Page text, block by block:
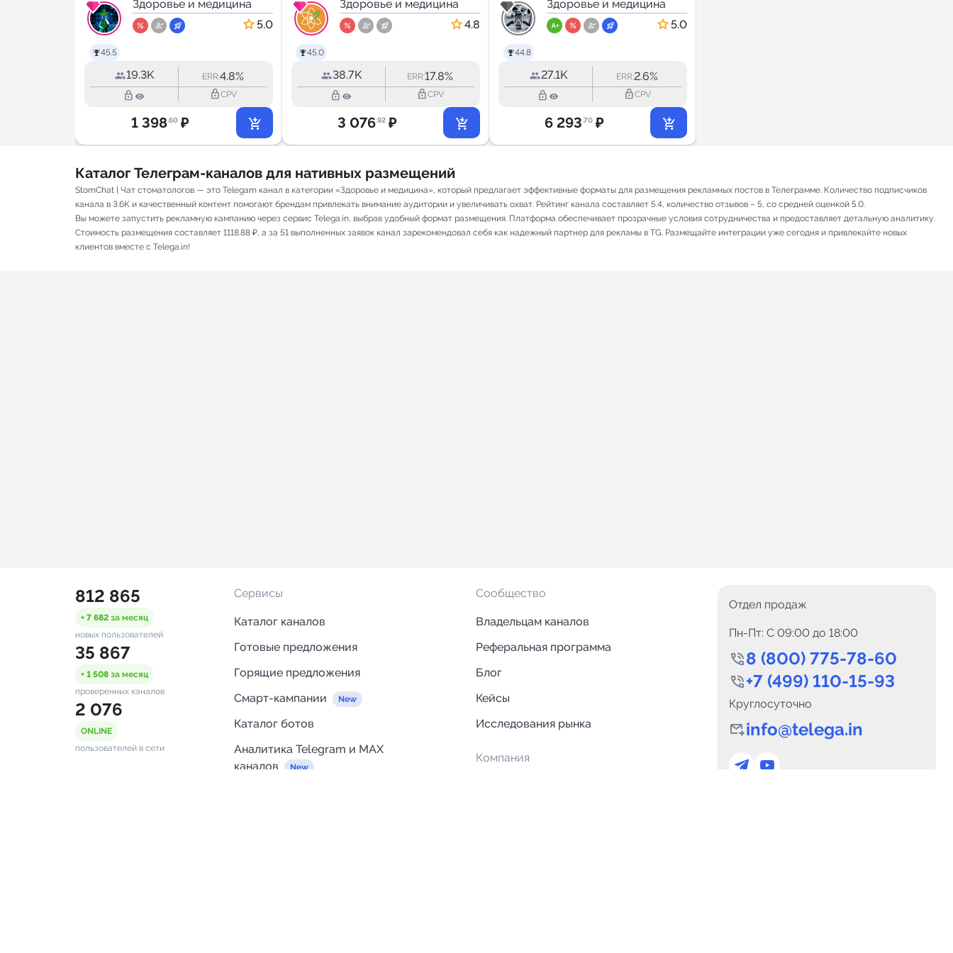
45.5
Здоровья
Здоровье и медицина
5.0
19.3K ERR:4.8%
lock_outline lock_outlineCPV
1 398.60 ₽
45.0
микроэлементов
| Нутрициология
Здоровье и медицина
4.8
38.7K ERR:17.8%
lock_outline lock_outlineCPV
3 076.92 ₽
44.8
Dentistry
Здоровье и медицина
5.0
27.1K ERR:2.6%
lock_outline lock_outlineCPV
6 293.70 ₽
Каталог Телеграм-каналов для нативных размещений
StomChat | Чат стоматологов — это Telegam канал в категории «Здоровье и медицина», который предлагает эффективные форматы для размещения рекламных постов в Телеграмме. Количество подписчиков
канала в 3.6K и качественный контент помогают брендам привлекать внимание аудитории и увеличивать охват. Рейтинг канала составляет 5.4, количество отзывов – 5, со средней оценкой 5.0.
Вы можете запустить рекламную кампанию через сервис Telega.in, выбрав удобный формат размещения. Платформа обеспечивает прозрачные условия сотрудничества и предоставляет детальную аналитику.
Стоимость размещения составляет 1118.88 ₽, а за 51 выполненных заявок канал зарекомендовал себя как надежный партнер для рекламы в TG. Размещайте интеграции уже сегодня и привлекайте новых
клиентов вместе с Telega.in!
812 865
+ 7 682 за месяц
новых пользователей
35 867
+ 1 508 за месяц
проверенных каналов
2 076
ONLINE
пользователей в сети
Сервисы
Каталог каналов
Готовые предложения
Горящие предложения
Смарт-кампании
Каталог ботов
Аналитика Telegram и MAX
каналов
Сообщество
Владельцам каналов
Реферальная программа
Блог
Кейсы
Исследования рынка
Компания
Отдел продаж
Пн-Пт: C 09:00 до 18:00
8 (800) 775-78-60
+7 (499) 110-15-93
Круглосуточно
info@telega.in